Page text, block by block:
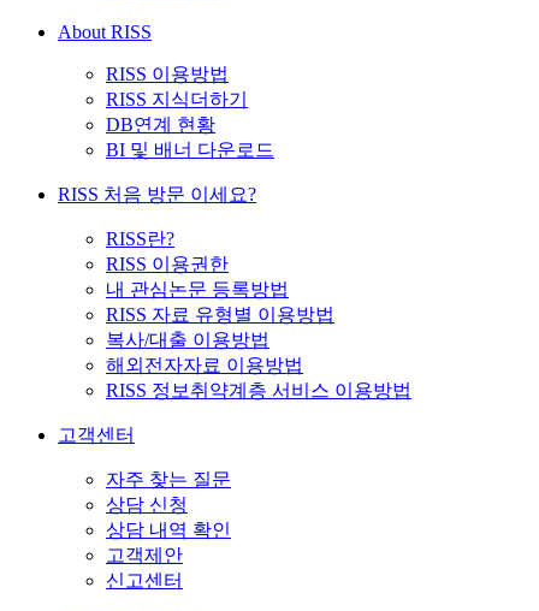
About RISS
RISS 이용방법
RISS 지식더하기
DB연계 현황
BI 및 배너 다운로드
RISS 처음 방문 이세요?
RISS란?
RISS 이용권한
내 관심논문 등록방법
RISS 자료 유형별 이용방법
복사/대출 이용방법
해외전자자료 이용방법
RISS 정보취약계층 서비스 이용방법
고객센터
자주 찾는 질문
상담 신청
상담 내역 확인
고객제안
신고센터